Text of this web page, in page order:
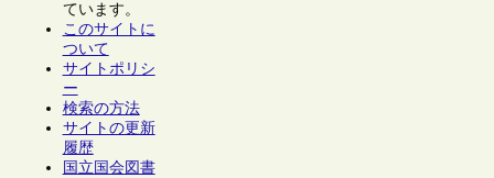
ています。
このサイトに
ついて
サイトポリシ
ー
検索の方法
サイトの更新
履歴
国立国会図書